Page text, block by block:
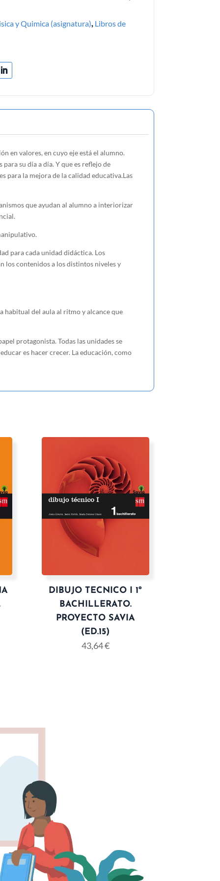
y Quimica (asignatura), Libros de
en valores, en cuyo eje está el alumno.
su día a día. Y que es reflejo de
para la mejora de la calidad educativa.Las
que ayudan al alumno a interiorizar
para cada unidad didáctica. Los
los contenidos a los distintos niveles y
habitual del aula al ritmo y alcance que
protagonista. Todas las unidades se
es hacer crecer. La educación, como
DIBUJO TECNICO I 1º
BACHILLERATO.
PROYECTO SAVIA
(ED.15)
43,64€